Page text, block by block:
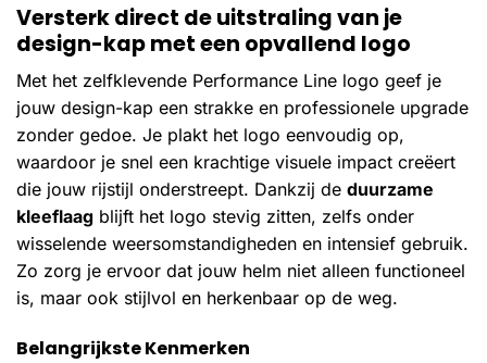
Versterk direct de uitstraling van je
design-kap met een opvallend logo
Met het zelfklevende Performance Line logo geef je
jouw design-kap een strakke en professionele upgrade
zonder gedoe. Je plakt het logo eenvoudig op,
waardoor je snel een krachtige visuele impact creëert
die jouw rijstijl onderstreept. Dankzij de duurzame
kleeflaag blijft het logo stevig zitten, zelfs onder
wisselende weersomstandigheden en intensief gebruik.
Zo zorg je ervoor dat jouw helm niet alleen functioneel
is, maar ook stijlvol en herkenbaar op de weg.
Belangrijkste Kenmerken